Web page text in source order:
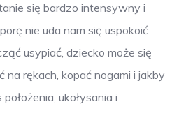
się bardzo intensywny i
nie uda nam się uspokoić
usypiać, dziecko może się
na rękach, kopać nogami i jakby
ukołysania i